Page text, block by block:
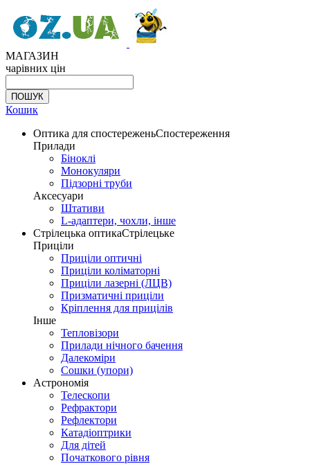
МАГАЗИН
чарівних цін
Кошик
Оптика для спостереженьСпостереження
Прилади
Біноклі
Монокуляри
Підзорні труби
Аксесуари
Штативи
L-адаптери, чохли, інше
Стрілецька оптикаСтрілецьке
Приціли
Приціли оптичні
Приціли коліматорні
Приціли лазерні (ЛЦВ)
Призматичні приціли
Кріплення для прицілів
Інше
Тепловізори
Прилади нічного бачення
Далекоміри
Сошки (упори)
Астрономія
Телескопи
Рефрактори
Рефлектори
Катадіоптрики
Для дітей
Початкового рівня